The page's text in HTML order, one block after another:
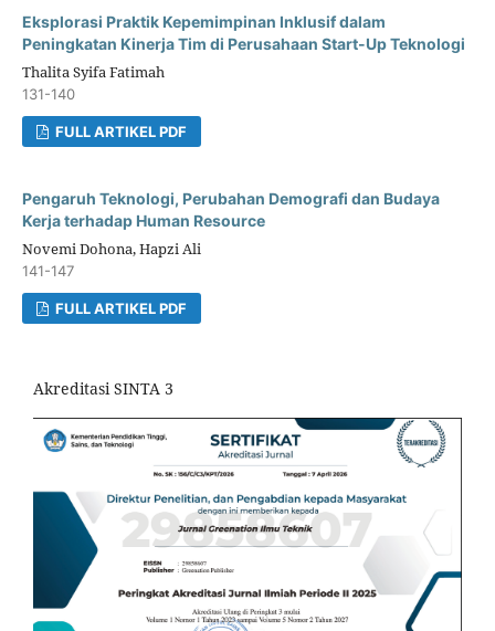
Eksplorasi Praktik Kepemimpinan Inklusif dalam
Peningkatan Kinerja Tim di Perusahaan Start-Up Teknologi
Thalita Syifa Fatimah
131-140
FULL ARTIKEL PDF
Pengaruh Teknologi, Perubahan Demografi dan Budaya
Kerja terhadap Human Resource
Novemi Dohona, Hapzi Ali
141-147
FULL ARTIKEL PDF
Akreditasi SINTA 3